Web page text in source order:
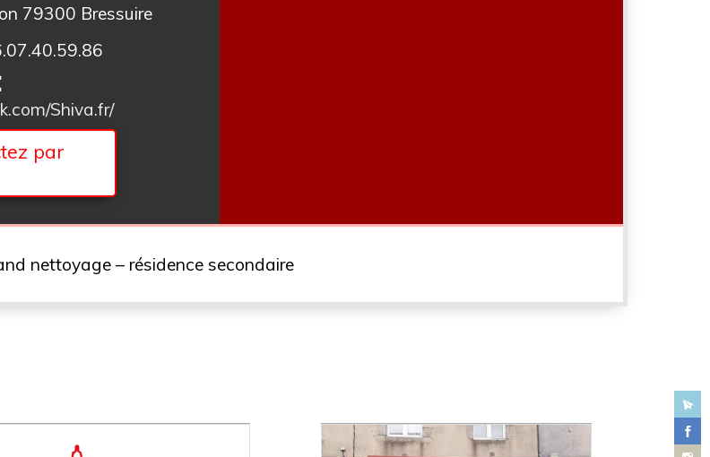
79300 Bressuire
Shiva.fr/
par
nettoyage – résidence secondaire